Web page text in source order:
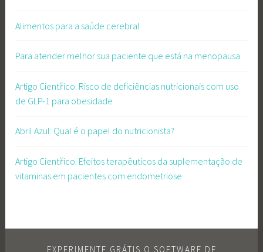
Alimentos para a saúde cerebral
Para atender melhor sua paciente que está na menopausa
Artigo Científico: Risco de deficiências nutricionais com uso
de GLP-1 para obesidade
Abril Azul: Qual é o papel do nutricionista?
Artigo Científico: Efeitos terapêuticos da suplementação de
vitaminas em pacientes com endometriose
EXPERIMENTE GRÁTIS O SOFTWARE DE